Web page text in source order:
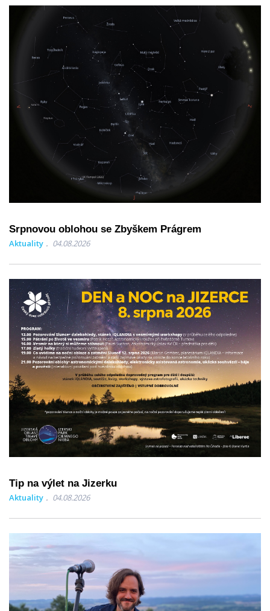
Srpnovou oblohou se Zbyškem Prágrem
Aktuality 04.08.2026
Tip na výlet na Jizerku
Aktuality 04.08.2026